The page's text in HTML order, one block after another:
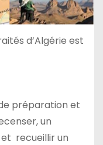
d’Algérie est
préparation et
un
et recueillir un